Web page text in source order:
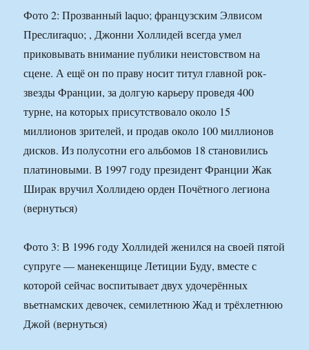
Фото 2: Прозванный laquo; французским Элвисом
Преслиraquo; , Джонни Холлидей всегда умел
приковывать внимание публики неистовством на
сцене. А ещё он по праву носит титул главной рок-
звезды Франции, за долгую карьеру проведя 400
турне, на которых присутствовало около 15
миллионов зрителей, и продав около 100 миллионов
дисков. Из полусотни его альбомов 18 становились
платиновыми. В 1997 году президент Франции Жак
Ширак вручил Холлидею орден Почётного легиона
(вернуться)
Фото 3: В 1996 году Холлидей женился на своей пятой
супруге — манекенщице Летиции Буду, вместе с
которой сейчас воспитывает двух удочерённых
вьетнамских девочек, семилетнюю Жад и трёхлетнюю
Джой (вернуться)